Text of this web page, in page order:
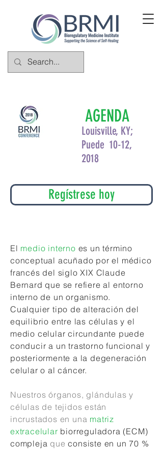
AGENDA
Louisville, KY;
Puede 10-12,
2018
Regístrese hoy
El medio interno es un término
conceptual acuñado por el médico
francés del siglo XIX Claude
Bernard que se refiere al entorno
interno de un organismo.
Cualquier tipo de alteración del
equilibrio entre las células y el
medio celular circundante puede
conducir a un trastorno funcional y
posteriormente a la degeneración
celular o al cáncer.
Nuestros órganos, glándulas y
células de tejidos están
incrustados en una matriz
extracelular biorreguladora (ECM)
compleja queconsiste en un 70 %